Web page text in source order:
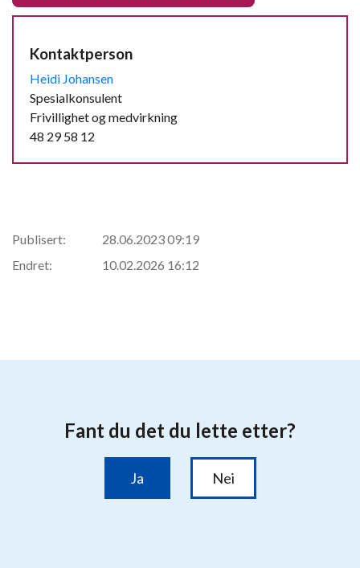
Kontaktperson
Heidi Johansen
Spesialkonsulent
Frivillighet og medvirkning
48 29 58 12
Publisert:
28.06.2023 09:19
Endret:
10.02.2026 16:12